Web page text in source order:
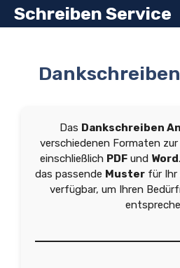
Zum
InhaltSchreiben Service
Das Dankschreiben
verschiedenen Formaten
einschließlich PDFund Word
das passende Muster für
verfügbar, um Ihren